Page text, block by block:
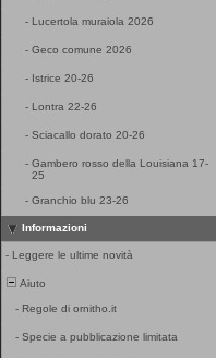
- Lucertola muraiola 2026
- Geco comune 2026
- Istrice 20-26
- Lontra 22-26
- Sciacallo dorato 20-26
- Gambero rosso della Louisiana 17-
25
- Granchio blu 23-26
Informazioni
- Leggere le ultime novità
Aiuto
- Regole di ornitho.it
- Specie a pubblicazione limitata